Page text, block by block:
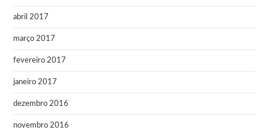
abril 2017
março 2017
fevereiro 2017
janeiro 2017
dezembro 2016
novembro 2016